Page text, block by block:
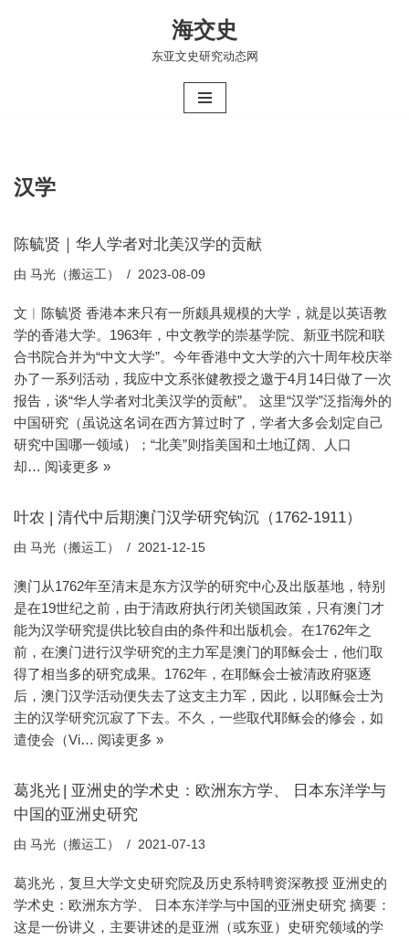
海交史
东亚文史研究动态网
汉学
陈毓贤｜华人学者对北美汉学的贡献
由 马光（搬运工） 2023-08-09
文︱陈毓贤 香港本来只有一所颇具规模的大学，就是以英语教
学的香港大学。1963年，中文教学的崇基学院、新亚书院和联
合书院合并为“中文大学”。今年香港中文大学的六十周年校庆举
办了一系列活动，我应中文系张健教授之邀于4月14日做了一次
报告，谈“华人学者对北美汉学的贡献”。 这里“汉学”泛指海外的
中国研究（虽说这名词在西方算过时了，学者大多会划定自己
研究中国哪一领域）；“北美”则指美国和土地辽阔、人口
却… 阅读更多 »
叶农 | 清代中后期澳门汉学研究钩沉（1762-1911）
由 马光（搬运工） 2021-12-15
澳门从1762年至清末是东方汉学的研究中心及出版基地，特别
是在19世纪之前，由于清政府执行闭关锁国政策，只有澳门才
能为汉学研究提供比较自由的条件和出版机会。在1762年之
前，在澳门进行汉学研究的主力军是澳门的耶稣会士，他们取
得了相当多的研究成果。1762年，在耶稣会士被清政府驱逐
后，澳门汉学活动便失去了这支主力军，因此，以耶稣会士为
主的汉学研究沉寂了下去。不久，一些取代耶稣会的修会，如
遣使会（Vi… 阅读更多 »
葛兆光 | 亚洲史的学术史：欧洲东方学、 日本东洋学与
中国的亚洲史研究
由 马光（搬运工） 2021-07-13
葛兆光，复旦大学文史研究院及历史系特聘资深教授 亚洲史的
学术史：欧洲东方学、 日本东洋学与中国的亚洲史研究 摘要：
这是一份讲义，主要讲述的是亚洲（或东亚）史研究领域的学